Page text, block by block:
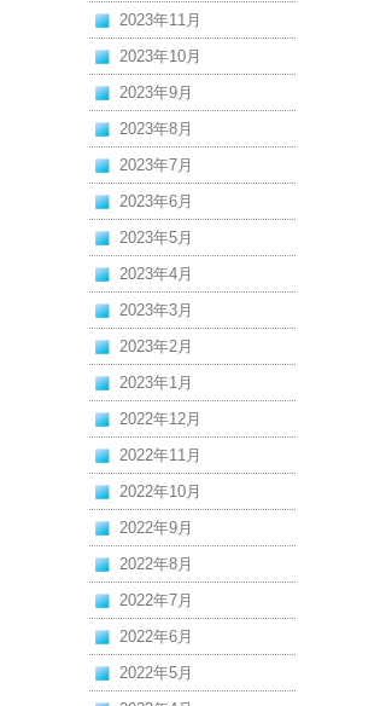
2023年11月
2023年10月
2023年9月
2023年8月
2023年7月
2023年6月
2023年5月
2023年4月
2023年3月
2023年2月
2023年1月
2022年12月
2022年11月
2022年10月
2022年9月
2022年8月
2022年7月
2022年6月
2022年5月